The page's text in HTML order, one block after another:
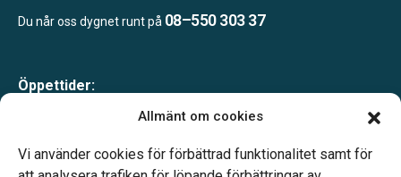
Allmänt om cookies
Vi använder cookies för förbättrad funktionalitet samt för
Du når oss dygnet runt på 08–550 303 37
Öppettider:
Lunchstängt 12.00–13.00
Telefonjour dygnet runt